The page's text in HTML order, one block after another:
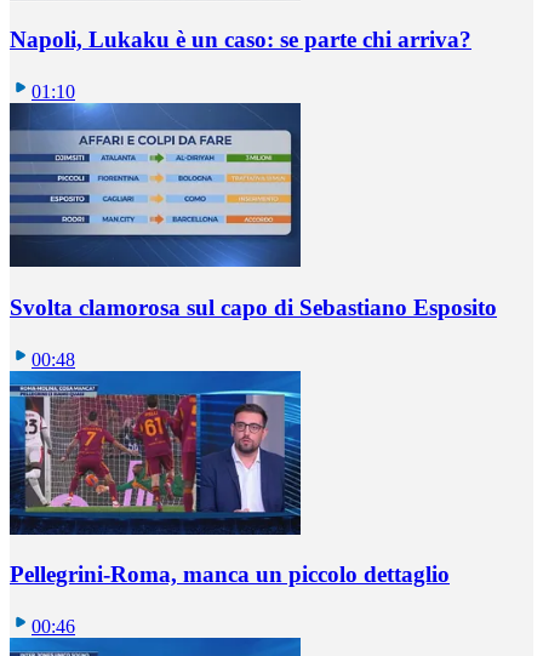
Napoli, Lukaku è un caso: se parte chi arriva?
01:10
Svolta clamorosa sul capo di Sebastiano Esposito
00:48
Pellegrini-Roma, manca un piccolo dettaglio
00:46